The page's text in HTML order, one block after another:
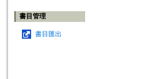
書目管理
書目匯出